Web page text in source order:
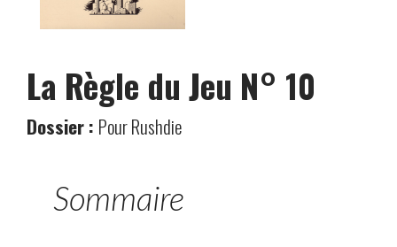
La Règle du Jeu N° 10
Dossier : Pour Rushdie
Sommaire